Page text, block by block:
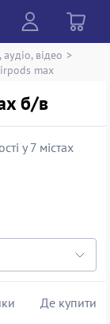
відео >
max
б/в
у 7 містах
Де купити